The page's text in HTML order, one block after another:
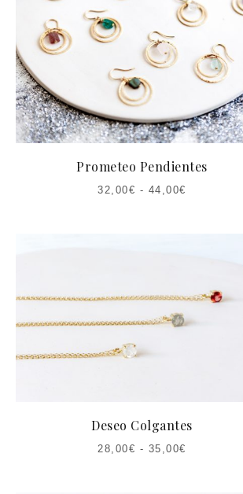
Prometeo Pendientes
32,00€ - 44,00€
Deseo Colgantes
28,00€ - 35,00€